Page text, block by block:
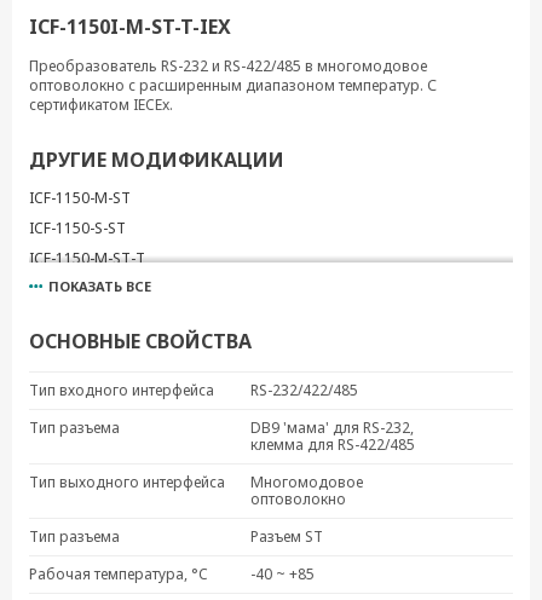
ICF-1150I-M-ST-T-IEX
Преобразователь RS-232 и RS-422/485 в многомодовое
оптоволокно с расширенным диапазоном температур. С
сертификатом IECEx.
ДРУГИЕ МОДИФИКАЦИИ
ICF-1150-M-ST
ICF-1150-S-ST
ICF-1150-M-ST-T
ICF-1150-S-ST-T
ICF-1150I-S-ST
ICF-1150I-M-SC-IEX
ICF-1150I-S-SC-IEX
ПОКАЗАТЬ ВСЕ
ОСНОВНЫЕ СВОЙСТВА
Тип входного интерфейса
RS-232/422/485
Тип разъема
DB9 'мама' для RS-232,
клемма для RS-422/485
Тип выходного интерфейса
Многомодовое
оптоволокно
Тип разъема
Разъем ST
Рабочая температура, °C
-40 ~ +85